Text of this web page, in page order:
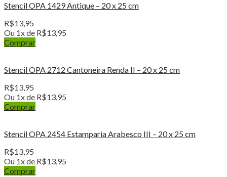
Stencil OPA 1429 Antique – 20 x 25 cm
R$13,95
Ou 1x de R$13,95
Comprar
Stencil OPA 2712 Cantoneira Renda II – 20 x 25 cm
R$13,95
Ou 1x de R$13,95
Comprar
Stencil OPA 2454 Estamparia Arabesco III – 20 x 25 cm
R$13,95
Ou 1x de R$13,95
Comprar